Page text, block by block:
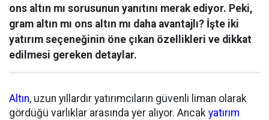
ons altın mı sorusunun yanıtını merak ediyor. Peki,
gram altın mı ons altın mı daha avantajlı? İşte iki
yatırım seçeneğinin öne çıkan özellikleri ve dikkat
edilmesi gereken detaylar.
Altın, uzun yıllardır yatırımcıların güvenli liman olarak
gördüğü varlıklar arasında yer alıyor. Ancak yatırım